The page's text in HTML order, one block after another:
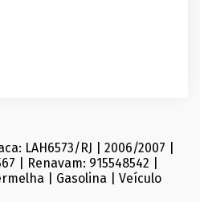
LAH6573/RJ | 2006/2007 |
| Renavam: 915548542 |
| Gasolina | Veículo